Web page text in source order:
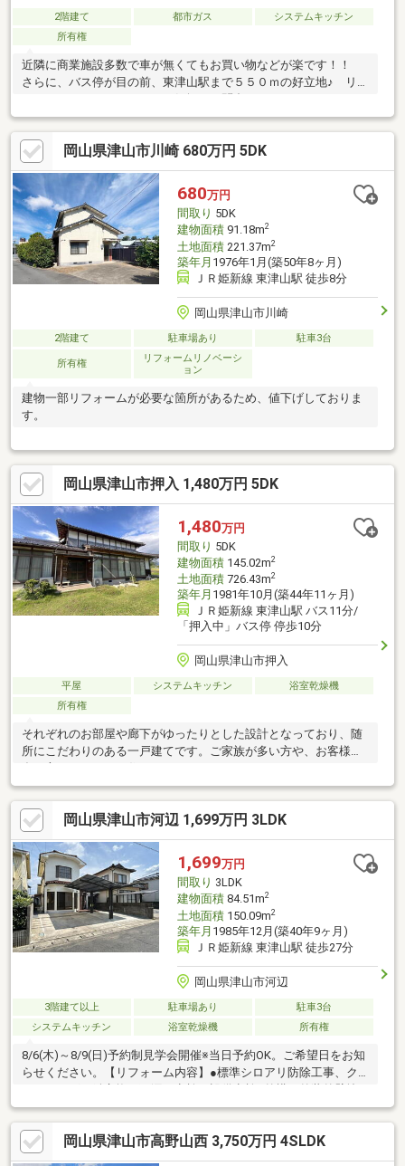
2階建て 都市ガス
システムキッチン
所有権
近隣に商業施設多数で車が無くてもお買い物などが楽です！！
さらに、バス停が目の前、東津山駅まで５５０ｍの好立地♪ リフ
岡山県津山市川崎 680万円 5DK
680万円
間取り 5DK
建物面積91.18m2
土地面積221.37m2
築年月 1976年1月(築50年8ヶ月)
ＪＲ姫新線 東津山駅 徒歩8分
岡山県津山市川崎
2階建て 駐車場あり 駐車3台
所有権
リフォームリノベーシ
ョン
建物一部リフォームが必要な箇所があるため、値下げしておりま
す。
岡山県津山市押入 1,480万円 5DK
1,480万円
間取り 5DK
建物面積145.02m2
土地面積726.43m2
築年月 1981年10月(築44年11ヶ月)
ＪＲ姫新線 東津山駅 バス11分/
「押入中」バス停 停歩10分
岡山県津山市押入
平屋 システムキッチン
浴室乾燥機
所有権
それぞれのお部屋や廊下がゆったりとした設計となっており、随
所にこだわりのある一戸建てです。ご家族が多い方や、お客様が
岡山県津山市河辺 1,699万円 3LDK
1,699万円
間取り 3LDK
建物面積84.51m2
土地面積150.09m2
築年月 1985年12月(築40年9ヶ月)
ＪＲ姫新線 東津山駅 徒歩27分
岡山県津山市河辺
3階建て以上 駐車場あり
駐車3台
システムキッチン
浴室乾燥機 所有権
8/6(木)～8/9(日)予約制見学会開催※当日予約OK。ご希望日をお知
らせください。【リフォーム内容】●標準シロアリ防除工事、ク
装●水回りシステムキッチン交換、ユニットバス交換、トイレ交
換、洗面化粧台交換●内装間取変更、室内ドア一部交換、床材上
張り、シューズボックス交換、クロス張替え●その他設備インタ
ーホン設置、火災警報器設置【おすすめポイント】・本物件は条
岡山県津山市高野山西 3,750万円 4SLDK